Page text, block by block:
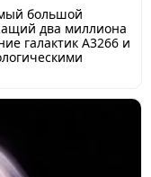
большой
два миллиона
галактик A3266 и